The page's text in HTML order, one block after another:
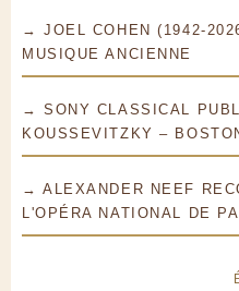
→ JOEL COHEN (1942-
MUSIQUE ANCIENNE
→ SONY CLASSICAL
KOUSSEVITZKY –
→ ALEXANDER NEEF
L'OPÉRA NATIONAL DE